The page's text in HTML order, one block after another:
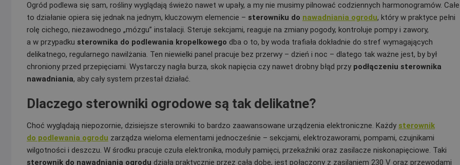
Ogród podlewa się sam, rośliny wyglądają świeżo nawet w upały, a my nie musimy pilnować codziennych harmonogramów. Całe
to działanie opiera się jednak na jednym, kluczowym elemencie – sterowniku do nawadniania ogrodu, który w praktyce pełni
rolę cichego, niezawodnego „mózgu” instalacji. Steruje sekcjami, reaguje na zmiany pogody, kontroluje pompy i zawory,
a w przypadku sterownika do podlewania kropelkowego dba o to, by woda trafiała dokładnie do stref wymagających
delikatnego, regularnego nawilżania. Ten niewielki panel pracuje bez przerwy – dzień i noc – dlatego tak ważne jest, by był
chroniony przed przepięciami. Wystarczy nagła burza, skok napięcia czy nawet drobny błąd przy podłączeniu sterownika
nawadniania, aby cały system przestał działać.
Dlaczego sterowniki ogrodowe są tak delikatne?
Choć wyglądają niepozornie, dzisiejsze sterowniki to bardzo zaawansowane urządzenia elektroniczne. Każdy sterownik
do podlewania ogrodu zarządza wieloma elementami jednocześnie – sekcjami, elektrozaworami, pompami, czujnikami
wilgotności i deszczu. W środku pracuje czuła elektronika, moduły pamięci, przekaźniki oraz zasilacze niskonapięciowe. Taki
sterownik do nawadniania ogrodu działa praktycznie przez całą dobę, jest połączony z zasilaniem 230 V oraz przewodami